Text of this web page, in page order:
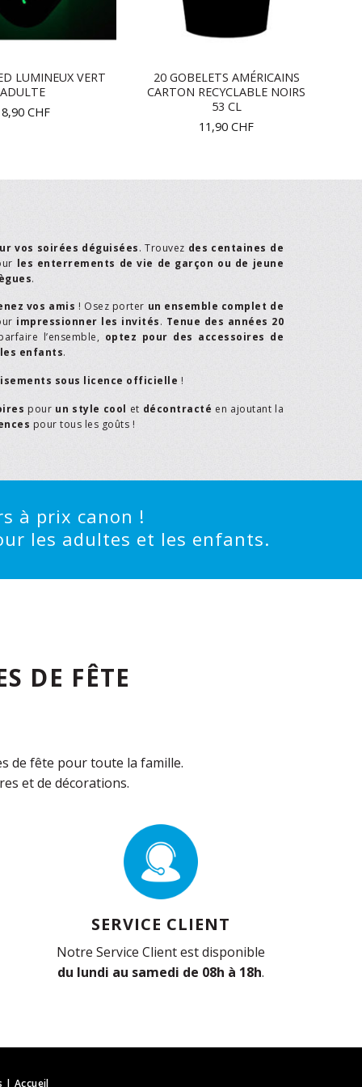
LUMINEUX VERT
ADULTE
CHF
20 GOBELETS AMÉRICAINS
CARTON RECYCLABLE NOIRS
53 CL
11,90 CHF
vos soirées déguisées. Trouvez des centaines de
les enterrements de vie de garçon ou de jeune
.
vos amis ! Osez porter un ensemble complet de
impressionner les invités. Tenue des années 20
l’ensemble, optez pour des accessoires de
les enfants.
sous licence officielle !
pour un style cool et décontracté en ajoutant la
pour tous les goûts !
à prix canon !
les adultes et les enfants.
DE FÊTE
de fête pour toute la famille.
et de décorations.
SERVICE CLIENT
Notre Service Client est disponible
du lundi au samedi de 08h à 18h.
|Accueil